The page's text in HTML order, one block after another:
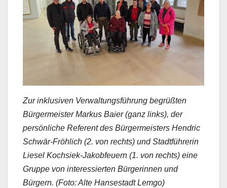
Zur inklusiven Verwaltungsführung begrüßten
Bürgermeister Markus Baier (ganz links), der
persönliche Referent des Bürgermeisters Hendric
Schwär-Fröhlich (2. von rechts) und Stadtführerin
Liesel Kochsiek-Jakobfeuern (1. von rechts) eine
Gruppe von interessierten Bürgerinnen und
Bürgern. (Foto: Alte Hansestadt Lemgo)